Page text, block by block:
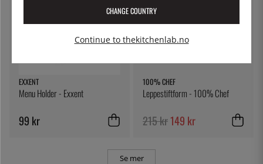
EXXENT
Menu Holder - Exxent
99 kr
100% CHEF
Leppestiftform - 100% Chef
215 kr149 kr
Se mer
CHANGE COUNTRY
Continue to thekitchenlab.no